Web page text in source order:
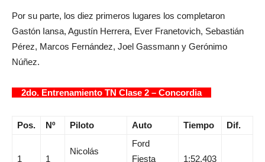
Por su parte, los diez primeros lugares los completaron
Gastón Iansa, Agustín Herrera, Ever Franetovich, Sebastián
Pérez, Marcos Fernández, Joel Gassmann y Gerónimo
Núñez.
2do. Entrenamiento TN Clase 2 – Concordia
Pos. Nº Piloto Auto Tiempo Dif.
1 1
Nicolás
Ford
Fiesta
1:52.403